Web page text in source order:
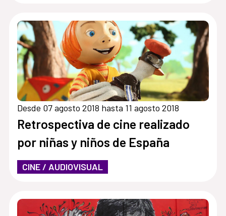
Desde 07 agosto 2018 hasta 11 agosto 2018
Retrospectiva de cine realizado
por niñas y niños de España
CINE / AUDIOVISUAL